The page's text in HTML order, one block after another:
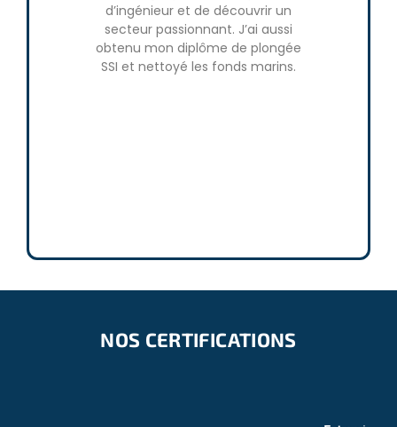
d’ingénieur et de découvrir un
secteur passionnant. J’ai aussi
obtenu mon diplôme de plongée
SSI et nettoyé les fonds marins.
NOS CERTIFICATIONS